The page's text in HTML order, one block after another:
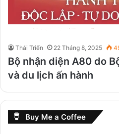
Thái Triển 22 Tháng 8, 2025
Bộ nhận diện A80 do
và du lịch ấn hành
Buy Me a Coffee